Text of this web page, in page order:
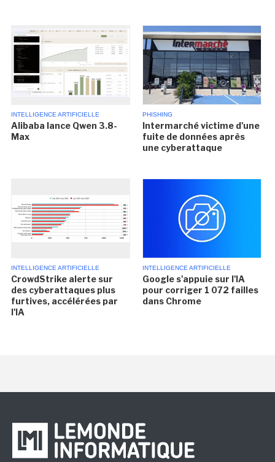
INTELLIGENCE ARTIFICIELLE
Alibaba lance Qwen 3.8-
Max
PHISHING
Intermarché victime d'une
fuite de données après
une cyberattaque
INTELLIGENCE ARTIFICIELLE
CrowdStrike alerte sur
des cyberattaques plus
furtives, accélérées par
l'IA
INTELLIGENCE ARTIFICIELLE
Google s'appuie sur l'IA
pour corriger 1 072 failles
dans Chrome